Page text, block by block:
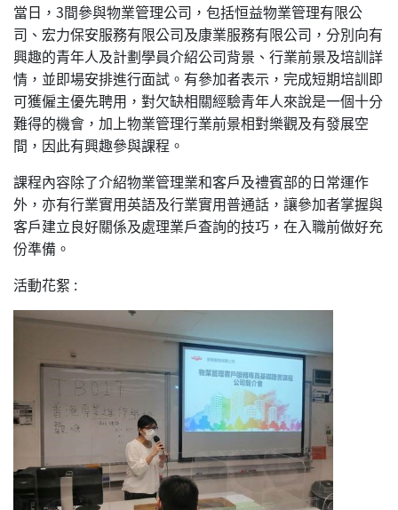
當日，3間參與物業管理公司，包括恒益物業管理有限公
司、宏力保安服務有限公司及康業服務有限公司，分別向有
興趣的青年人及計劃學員介紹公司背景、行業前景及培訓詳
情，並即場安排進行面試。有參加者表示，完成短期培訓即
可獲僱主優先聘用，對欠缺相關經驗青年人來說是一個十分
難得的機會，加上物業管理行業前景相對樂觀及有發展空
間，因此有興趣參與課程。
課程內容除了介紹物業管理業和客戶及禮賓部的日常運作
外，亦有行業實用英語及行業實用普通話，讓參加者掌握與
客戶建立良好關係及處理業戶査詢的技巧，在入職前做好充
份準備。
活動花絮 :